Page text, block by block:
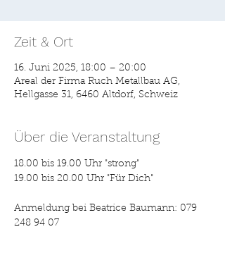
Zeit & Ort
16. Juni 2025, 18:00 – 20:00
Areal der Firma Ruch Metallbau AG,
Hellgasse 31, 6460 Altdorf, Schweiz
Über die Veranstaltung
18.00 bis 19.00 Uhr "strong"
19.00 bis 20.00 Uhr "Für Dich"
Anmeldung bei Beatrice Baumann: 079
248 94 07